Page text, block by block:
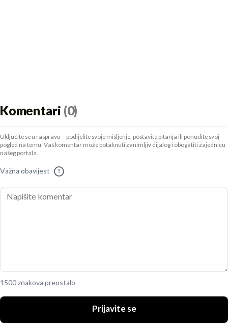
Komentari (0)
Uključite se u raspravu – podijelite svoje mišljenje, postavite pitanja ili ponudite svoj
pogled na temu. Vaš komentar može potaknuti zanimljiv dijalog i obogatiti zajednicu
našeg portala.
Važna obavijest !
1500 znakova preostalo
Prijavite se